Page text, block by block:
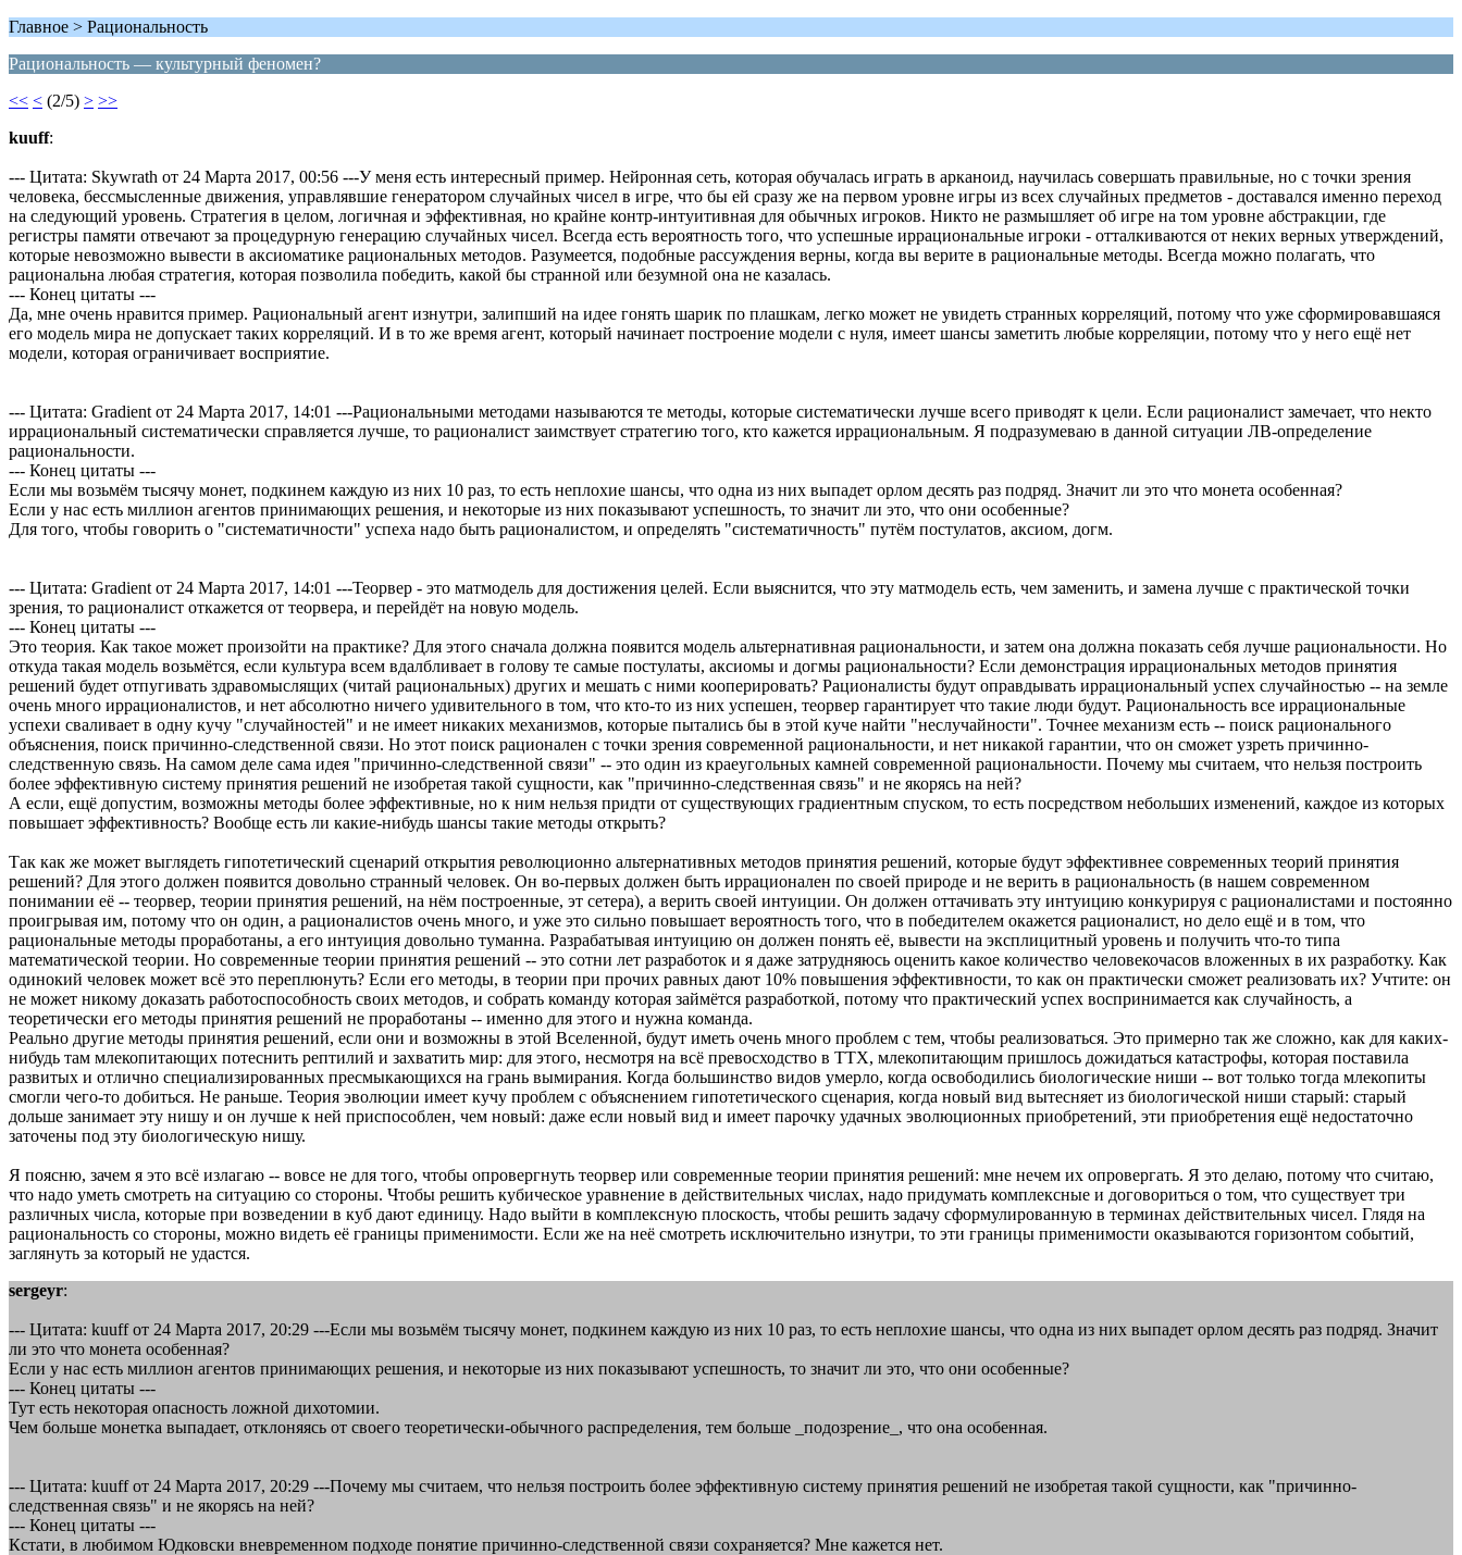
Главное > Рациональность
Рациональность — культурный феномен?
<< < (2/5) > >>
kuuff:
--- Цитата: Skywrath от 24 Марта 2017, 00:56 ---У меня есть интересный пример. Нейронная сеть, которая обучалась играть в арканоид, научилась совершать правильные, но с точки зрения
человека, бессмысленные движения, управлявшие генератором случайных чисел в игре, что бы ей сразу же на первом уровне игры из всех случайных предметов - доставался именно переход
на следующий уровень. Стратегия в целом, логичная и эффективная, но крайне контр-интуитивная для обычных игроков. Никто не размышляет об игре на том уровне абстракции, где
регистры памяти отвечают за процедурную генерацию случайных чисел. Всегда есть вероятность того, что успешные иррациональные игроки - отталкиваются от неких верных утверждений,
которые невозможно вывести в аксиоматике рациональных методов. Разумеется, подобные рассуждения верны, когда вы верите в рациональные методы. Всегда можно полагать, что
рациональна любая стратегия, которая позволила победить, какой бы странной или безумной она не казалась.
--- Конец цитаты ---
Да, мне очень нравится пример. Рациональный агент изнутри, залипший на идее гонять шарик по плашкам, легко может не увидеть странных корреляций, потому что уже сформировавшаяся
его модель мира не допускает таких корреляций. И в то же время агент, который начинает построение модели с нуля, имеет шансы заметить любые корреляции, потому что у него ещё нет
модели, которая ограничивает восприятие.
--- Цитата: Gradient от 24 Марта 2017, 14:01 ---Рациональными методами называются те методы, которые систематически лучше всего приводят к цели. Если рационалист замечает, что некто
иррациональный систематически справляется лучше, то рационалист заимствует стратегию того, кто кажется иррациональным. Я подразумеваю в данной ситуации ЛВ-определение
рациональности.
--- Конец цитаты ---
Если мы возьмём тысячу монет, подкинем каждую из них 10 раз, то есть неплохие шансы, что одна из них выпадет орлом десять раз подряд. Значит ли это что монета особенная?
Если у нас есть миллион агентов принимающих решения, и некоторые из них показывают успешность, то значит ли это, что они особенные?
Для того, чтобы говорить о "систематичности" успеха надо быть рационалистом, и определять "систематичность" путём постулатов, аксиом, догм.
--- Цитата: Gradient от 24 Марта 2017, 14:01 ---Теорвер - это матмодель для достижения целей. Если выяснится, что эту матмодель есть, чем заменить, и замена лучше с практической точки
зрения, то рационалист откажется от теорвера, и перейдёт на новую модель.
--- Конец цитаты ---
Это теория. Как такое может произойти на практике? Для этого сначала должна появится модель альтернативная рациональности, и затем она должна показать себя лучше рациональности. Но
откуда такая модель возьмётся, если культура всем вдалбливает в голову те самые постулаты, аксиомы и догмы рациональности? Если демонстрация иррациональных методов принятия
решений будет отпугивать здравомыслящих (читай рациональных) других и мешать с ними кооперировать? Рационалисты будут оправдывать иррациональный успех случайностью -- на земле
очень много иррационалистов, и нет абсолютно ничего удивительного в том, что кто-то из них успешен, теорвер гарантирует что такие люди будут. Рациональность все иррациональные
успехи сваливает в одну кучу "случайностей" и не имеет никаких механизмов, которые пытались бы в этой куче найти "неслучайности". Точнее механизм есть -- поиск рационального
объяснения, поиск причинно-следственной связи. Но этот поиск рационален с точки зрения современной рациональности, и нет никакой гарантии, что он сможет узреть причинно-
следственную связь. На самом деле сама идея "причинно-следственной связи" -- это один из краеугольных камней современной рациональности. Почему мы считаем, что нельзя построить
более эффективную систему принятия решений не изобретая такой сущности, как "причинно-следственная связь" и не якорясь на ней?
А если, ещё допустим, возможны методы более эффективные, но к ним нельзя придти от существующих градиентным спуском, то есть посредством небольших изменений, каждое из которых
повышает эффективность? Вообще есть ли какие-нибудь шансы такие методы открыть?
Так как же может выглядеть гипотетический сценарий открытия революционно альтернативных методов принятия решений, которые будут эффективнее современных теорий принятия
решений? Для этого должен появится довольно странный человек. Он во-первых должен быть иррационален по своей природе и не верить в рациональность (в нашем современном
понимании её -- теорвер, теории принятия решений, на нём построенные, эт сетера), а верить своей интуиции. Он должен оттачивать эту интуицию конкурируя с рационалистами и постоянно
проигрывая им, потому что он один, а рационалистов очень много, и уже это сильно повышает вероятность того, что в победителем окажется рационалист, но дело ещё и в том, что
рациональные методы проработаны, а его интуиция довольно туманна. Разрабатывая интуицию он должен понять её, вывести на эксплицитный уровень и получить что-то типа
математической теории. Но современные теории принятия решений -- это сотни лет разработок и я даже затрудняюсь оценить какое количество человекочасов вложенных в их разработку. Как
одинокий человек может всё это переплюнуть? Если его методы, в теории при прочих равных дают 10% повышения эффективности, то как он практически сможет реализовать их? Учтите: он
не может никому доказать работоспособность своих методов, и собрать команду которая займётся разработкой, потому что практический успех воспринимается как случайность, а
теоретически его методы принятия решений не проработаны -- именно для этого и нужна команда.
Реально другие методы принятия решений, если они и возможны в этой Вселенной, будут иметь очень много проблем с тем, чтобы реализоваться. Это примерно так же сложно, как для каких-
нибудь там млекопитающих потеснить рептилий и захватить мир: для этого, несмотря на всё превосходство в ТТХ, млекопитающим пришлось дожидаться катастрофы, которая поставила
развитых и отлично специализированных пресмыкающихся на грань вымирания. Когда большинство видов умерло, когда освободились биологические ниши -- вот только тогда млекопиты
смогли чего-то добиться. Не раньше. Теория эволюции имеет кучу проблем с объяснением гипотетического сценария, когда новый вид вытесняет из биологической ниши старый: старый
дольше занимает эту нишу и он лучше к ней приспособлен, чем новый: даже если новый вид и имеет парочку удачных эволюционных приобретений, эти приобретения ещё недостаточно
заточены под эту биологическую нишу.
Я поясню, зачем я это всё излагаю -- вовсе не для того, чтобы опровергнуть теорвер или современные теории принятия решений: мне нечем их опровергать. Я это делаю, потому что считаю,
что надо уметь смотреть на ситуацию со стороны. Чтобы решить кубическое уравнение в действительных числах, надо придумать комплексные и договориться о том, что существует три
различных числа, которые при возведении в куб дают единицу. Надо выйти в комплексную плоскость, чтобы решить задачу сформулированную в терминах действительных чисел. Глядя на
рациональность со стороны, можно видеть её границы применимости. Если же на неё смотреть исключительно изнутри, то эти границы применимости оказываются горизонтом событий,
заглянуть за который не удастся.
sergeyr:
--- Цитата: kuuff от 24 Марта 2017, 20:29 ---Если мы возьмём тысячу монет, подкинем каждую из них 10 раз, то есть неплохие шансы, что одна из них выпадет орлом десять раз подряд. Значит
ли это что монета особенная?
Если у нас есть миллион агентов принимающих решения, и некоторые из них показывают успешность, то значит ли это, что они особенные?
--- Конец цитаты ---
Тут есть некоторая опасность ложной дихотомии.
Чем больше монетка выпадает, отклоняясь от своего теоретически-обычного распределения, тем больше _подозрение_, что она особенная.
--- Цитата: kuuff от 24 Марта 2017, 20:29 ---Почему мы считаем, что нельзя построить более эффективную систему принятия решений не изобретая такой сущности, как "причинно-
следственная связь" и не якорясь на ней?
--- Конец цитаты ---
Кстати, в любимом Юдковски вневременном подходе понятие причинно-следственной связи сохраняется? Мне кажется нет.